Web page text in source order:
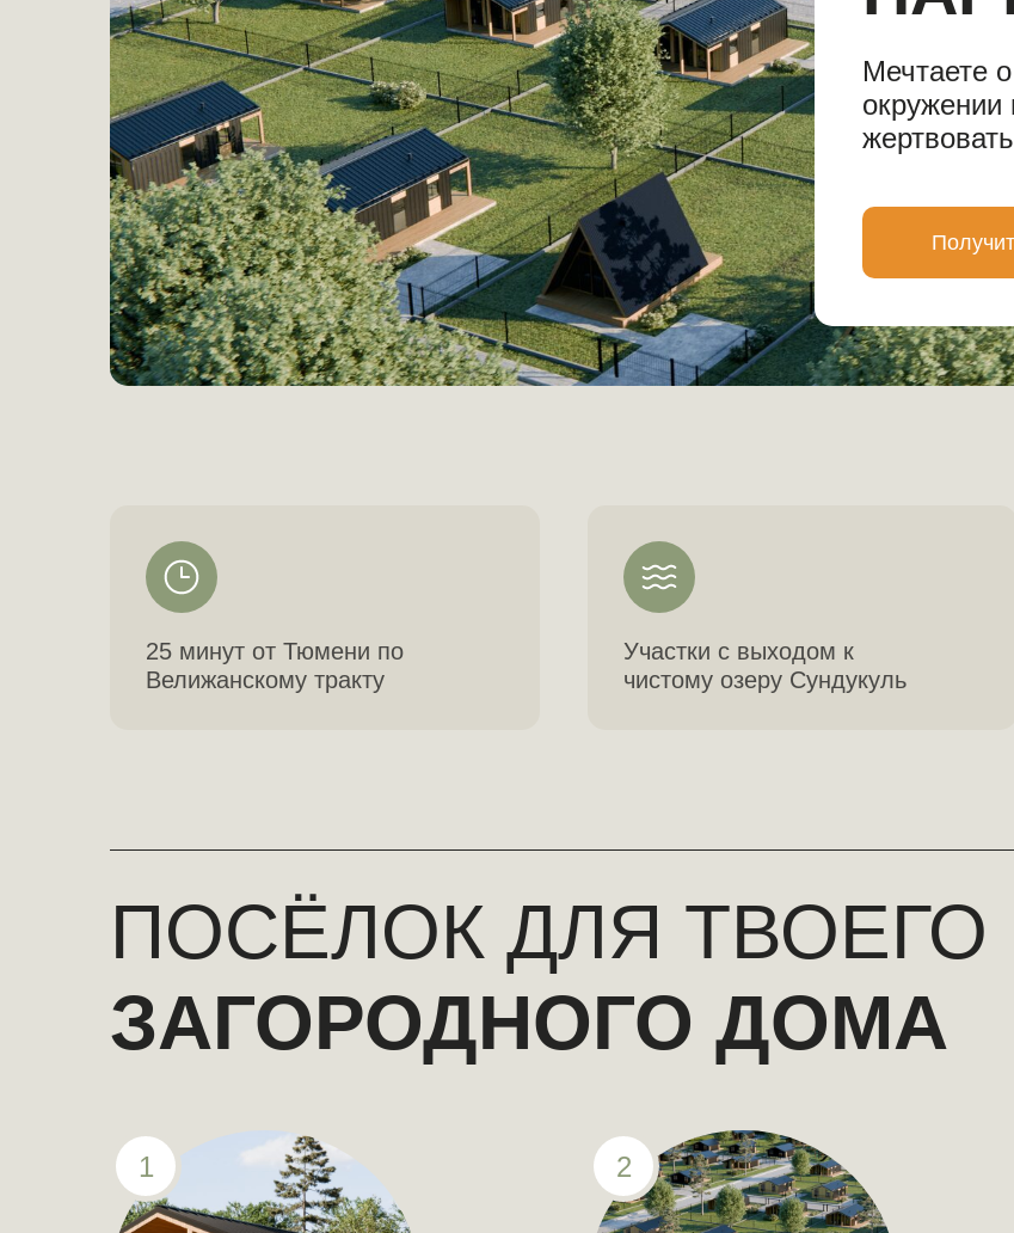
Мечтаете
окружении
25 минут от Тюмени по
Велижанскому тракту
Участки с выходом к
чистому озеру Сундукуль
ПОСЁЛОК ДЛЯ ТВОЕГО
ЗАГОРОДНОГО ДОМА
1 2